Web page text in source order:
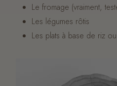
Le fromage (vraiment,
Les légumes rôtis
Les plats à base de riz